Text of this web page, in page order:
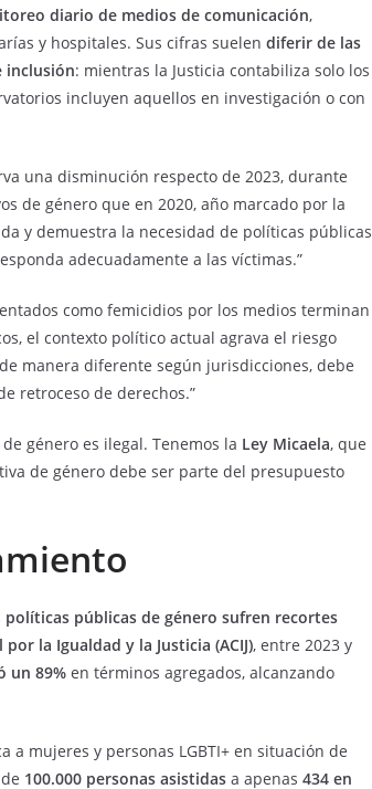
diario de medios de comunicación,
y hospitales. Sus cifras suelen diferir de las
inclusión: mientras la Justicia contabiliza solo los
incluyen aquellos en investigación o con
una disminución respecto de 2023, durante
de género que en 2020, año marcado por la
y demuestra la necesidad de políticas públicas
adecuadamente a las víctimas.”
como femicidios por los medios terminan
el contexto político actual agrava el riesgo
manera diferente según jurisdicciones, debe
retroceso de derechos.”
género es ilegal. Tenemos la Ley Micaela, que
de género debe ser parte del presupuesto
políticas públicas de género sufren recortes
la Igualdad y la Justicia (ACIJ), entre 2023 y
un 89% en términos agregados, alcanzando
a mujeres y personas LGBTI+ en situación de
100.000 personas asistidas a apenas 434 en